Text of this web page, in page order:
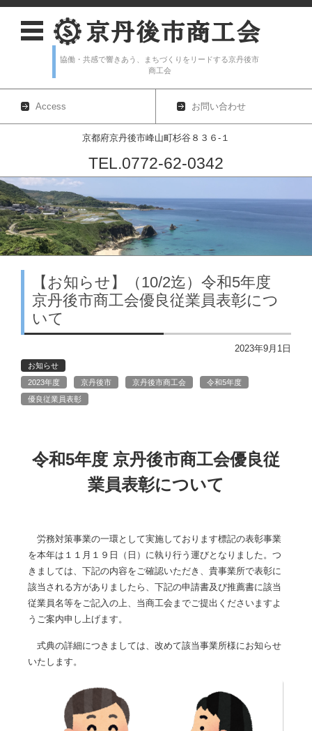
協働・共感で響きあう、まちづくりをリードする京丹後市
商工会
Access お問い合わせ
京都府京丹後市峰山町杉谷８３６-１
TEL.0772-62-0342
コンテンツに移動
【お知らせ】（10/2迄）令和5年度
京丹後市商工会優良従業員表彰につ
いて
2023年9月1日
お知らせ
2023年度
京丹後市 京丹後市商工会
令和5年度
優良従業員表彰
令和5年度 京丹後市商工会優良従
業員表彰について
労務対策事業の一環として実施しております標記の表彰事業
を本年は１１月１９日（日）に執り行う運びとなりました。つ
きましては、下記の内容をご確認いただき、貴事業所で表彰に
該当される方がありましたら、下記の申請書及び推薦書に該当
従業員名等をご記入の上、当商工会までご提出くださいますよ
うご案内申し上げます。
式典の詳細につきましては、改めて該当事業所様にお知らせ
いたします。